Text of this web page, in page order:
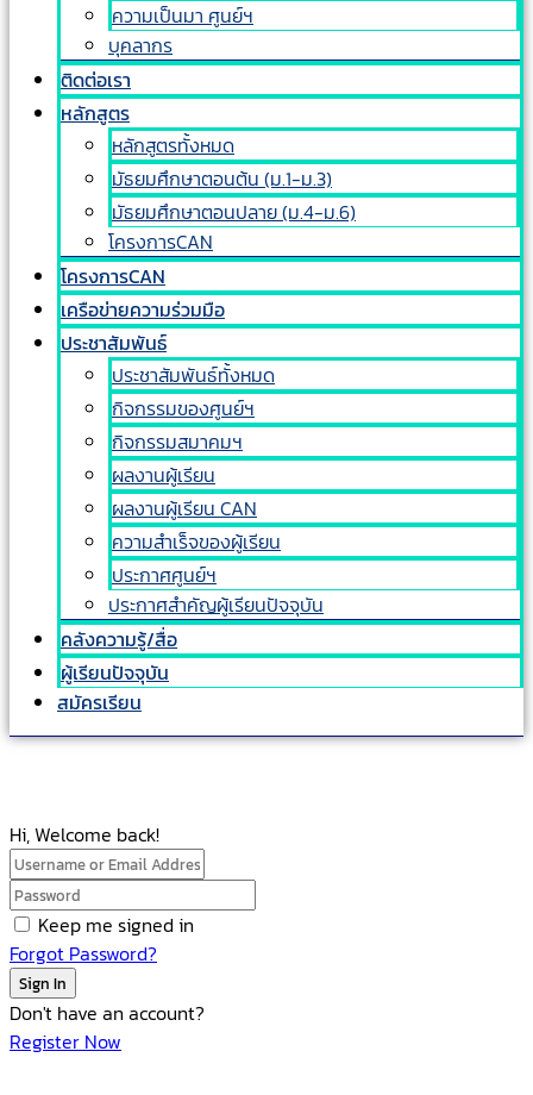
ความเป็นมา ศูนย์ฯ
บุคลากร
ติดต่อเรา
หลักสูตร
หลักสูตรทั้งหมด
มัธยมศึกษาตอนต้น (ม.1-ม.3)
มัธยมศึกษาตอนปลาย (ม.4-ม.6)
โครงการCAN
โครงการCAN
เครือข่ายความร่วมมือ
ประชาสัมพันธ์
ประชาสัมพันธ์ทั้งหมด
กิจกรรมของศูนย์ฯ
กิจกรรมสมาคมฯ
ผลงานผู้เรียน
ผลงานผู้เรียน CAN
ความสำเร็จของผู้เรียน
ประกาศศูนย์ฯ
ประกาศสำคัญผู้เรียนปัจจุบัน
คลังความรู้/สื่อ
ผู้เรียนปัจจุบัน
สมัครเรียน
Hi, Welcome back!
Keep me signed in
Forgot Password?
Sign In
Don't have an account?
Register Now